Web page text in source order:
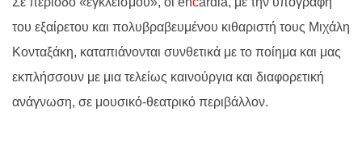
του εξαίρετου και πολυβραβευμένου κιθαριστή τους Μιχάλη
Κονταξάκη, καταπιάνονται συνθετικά με το ποίημα και μας
εκπλήσσουν με μια τελείως καινούργια και διαφορετική
ανάγνωση, σε μουσικό-θεατρικό περιβάλλον.